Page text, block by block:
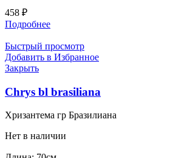
458 ₽
Подробнее
Быстрый просмотр
Добавить в Избранное
Закрыть
Chrys bl brasiliana
Хризантема гр Бразилиана
Нет в наличии